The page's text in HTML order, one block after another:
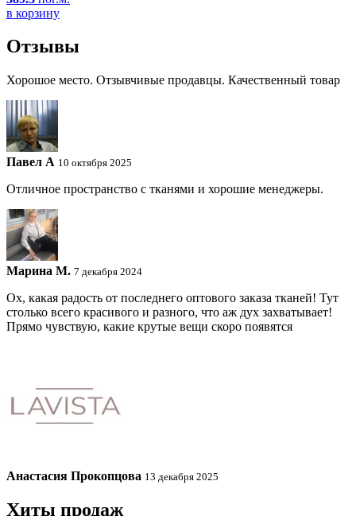
в корзину
Отзывы
Хорошое место. Отзывчивые продавцы. Качественный товар
Павел A 10 октября 2025
Отличное пространство с тканями и хорошие менеджеры.
Марина М. 7 декабря 2024
Ох, какая радость от последнего оптового заказа тканей! Тут
столько всего красивого и разного, что аж дух захватывает!
Прямо чувствую, какие крутые вещи скоро появятся
Анастасия Прокопцова 13 декабря 2025
Хиты продаж